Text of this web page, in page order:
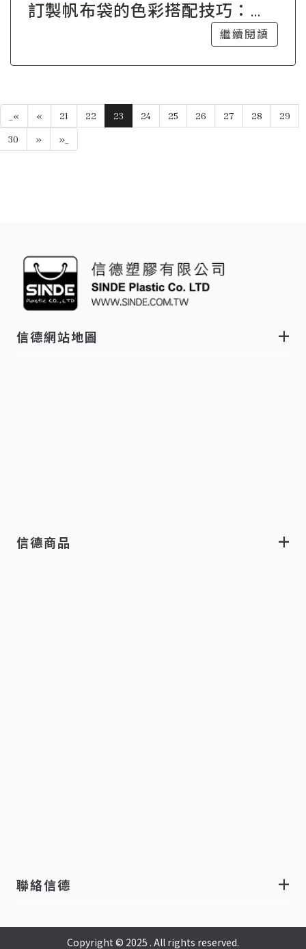
訂製帆布袋的色彩搭配技巧：讓
繼續閱讀
_« « 21 22 23 24 25 26 27 28
29
30
» »_
信德網站地圖
信德商品
聯絡信德
Copyright © 2025 . All rights reserved.